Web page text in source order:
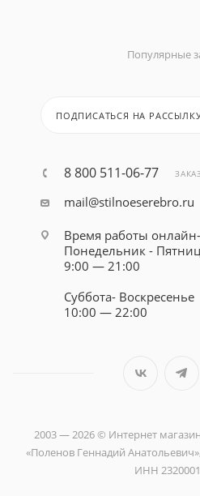
Популярные
ПОДПИСАТЬСЯ НА
8 800 511-06-77
mail@stilnoeserebro.ru
Время работы
Понедельник -
9:00 — 21:00
Суббота- Воскресенье
10:00 — 22:00
2003 — 2026 © Интернет
«Поленов Геннадий
ИНН